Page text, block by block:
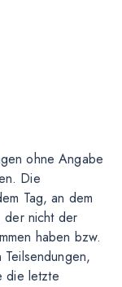
ohne Angabe
Die
Tag, an dem
der nicht der
haben bzw.
die letzte